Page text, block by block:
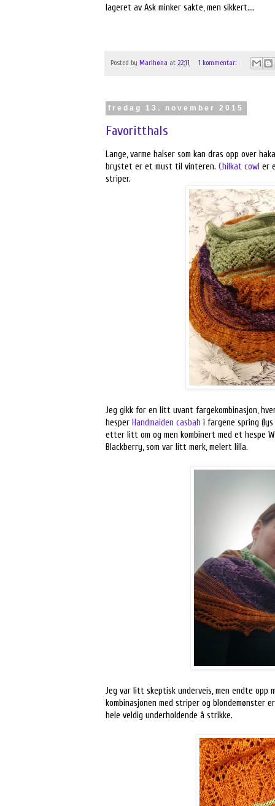
lageret av Ask minker sakte, men sikkert....
Posted by Marihøna at 22:11 1 kommentar:
fredag 13. november 2015
Favoritthals
Lange, varme halser som kan dras opp over
brystet er et must til vinteren. Chilkat cowl er
striper.
Jeg gikk for en litt uvant fargekombinasjon,
hesper Handmaiden casbah i fargene spring (lys
etter litt om og men kombinert med et hespe
Blackberry, som var litt mørk, melert lilla.
Jeg var litt skeptisk underveis, men endte opp
kombinasjonen med striper og blondemønster
hele veldig underholdende å strikke.